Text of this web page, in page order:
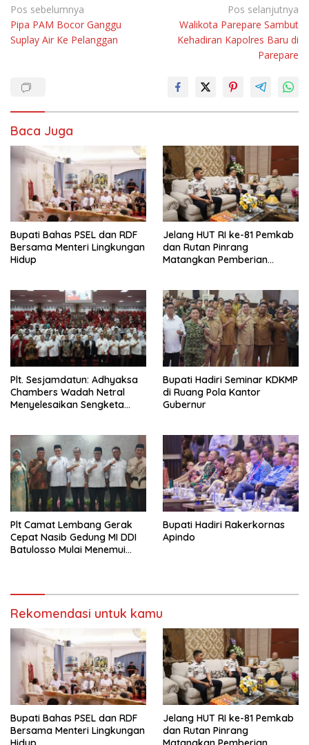
Navigasi
pos
Pos sebelumnya
Pipa PAM Bocor Ganggu
Suplay Air Ke Pelanggan
Pos selanjutnya
Walikota Parepare Sambut
Kehadiran Kapolres Baru di
Parepare
Baca Juga
Bupati Bahas PSEL dan RDF
Bersama Menteri Lingkungan
Hidup
Jelang HUT RI ke-81 Pemkab
dan Rutan Pinrang
Matangkan Pemberian
Plt. Sesjamdatun: Adhyaksa
Chambers Wadah Netral
Menyelesaikan Sengketa
Bupati Hadiri Seminar KDKMP
di Ruang Pola Kantor
Gubernur
Plt Camat Lembang Gerak
Cepat Nasib Gedung MI DDI
Batulosso Mulai Menemui
Bupati Hadiri Rakerkornas
Apindo
Rekomendasi untuk kamu
Bupati Bahas PSEL dan RDF
Bersama Menteri Lingkungan
Jelang HUT RI ke-81 Pemkab
dan Rutan Pinrang